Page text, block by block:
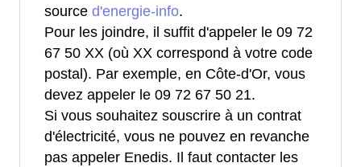
source d'energie-info.
Pour les joindre, il suffit d'appeler le 09 72
67 50 XX (où XX correspond à votre code
postal). Par exemple, en Côte-d'Or, vous
devez appeler le 09 72 67 50 21.
Si vous souhaitez souscrire à un contrat
d'électricité, vous ne pouvez en revanche
pas appeler Enedis. Il faut contacter les